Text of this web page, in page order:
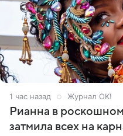
1 час назад Журнал OK!
Рианна в
затмила всех на